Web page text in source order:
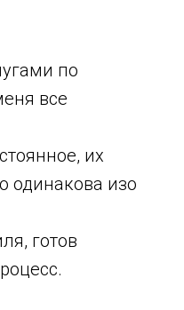
по
все
их
одинакова изо
готов